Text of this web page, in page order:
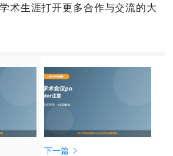
术生涯打开更多合作与交流的大
下一篇